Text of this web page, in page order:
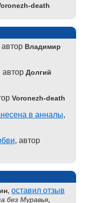
death
автор Владимир
автор Долгий
Voronezh-death
в анналы,
, автор
, оставил отзыв
без Муравья,